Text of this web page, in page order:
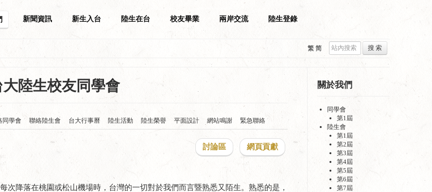
新聞資訊 新生入台 陸生在台 校友畢業 兩岸交流 陸生登錄
搜 索
繁 简
大陸生校友同學會
同學會 聯絡陸生會 台大行事曆 陸生活動 陸生榮譽 平面設計 網站鳴謝 緊急聯絡
討論區 網頁貢獻
次降落在桃園或松山機場時，台灣的一切對於我們而言暨熟悉又陌生。熟悉的是，
關於我們
同學會
第1屆
陸生會
第1屆
第2屆
第3屆
第4屆
第5屆
第6屆
第7屆